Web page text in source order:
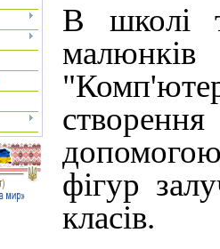
В школі
фігур
класів.